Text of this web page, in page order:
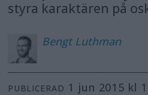
styra karaktären på
Bengt Luthman
PUBLICERAD 1 jun 2015 kl